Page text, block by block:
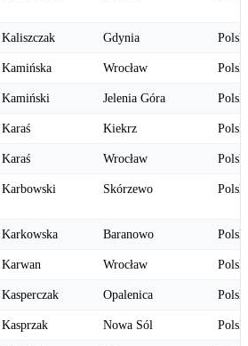
Kaliszczak Gdynia
Kamińska Wrocław
Kamiński Jelenia Góra
Karaś Kiekrz
Karaś Wrocław
Karbowski Skórzewo
Karkowska Baranowo
Karwan Wrocław
Kasperczak Opalenica
Kasprzak Nowa Sól